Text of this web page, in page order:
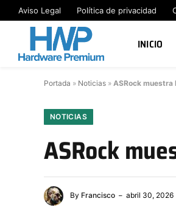
Aviso Legal Política de privacidad
INICIO
Portada » Noticias » ASRock muestra
NOTICIAS
ASRock
By Francisco abril 30, 2026